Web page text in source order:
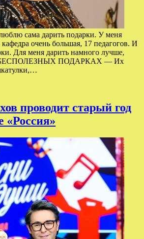
сама дарить подарки. У меня
очень большая, 17 педагогов. И
Для меня дарить намного лучше,
БЕСПОЛЕЗНЫХ ПОДАРКАХ — Их
проводит старый год
«Россия»